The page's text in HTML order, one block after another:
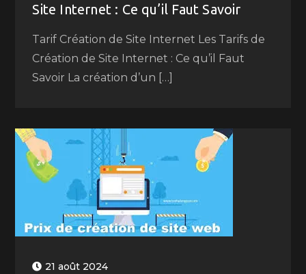
Site Internet : Ce qu’il Faut Savoir
Tarif Création de Site Internet Les Tarifs de
Création de Site Internet : Ce qu’il Faut
Savoir La création d’un […]
21 août 2024